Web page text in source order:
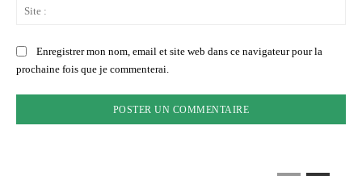
Enregistrer mon nom, email et site web dans ce navigateur pour la
prochaine fois que je commenterai.